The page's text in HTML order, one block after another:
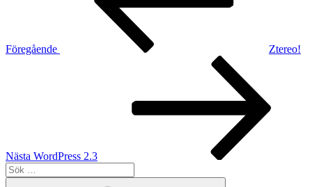
Föregående
Ztereo!
Nästa WordPress 2.3
Sök
efter: